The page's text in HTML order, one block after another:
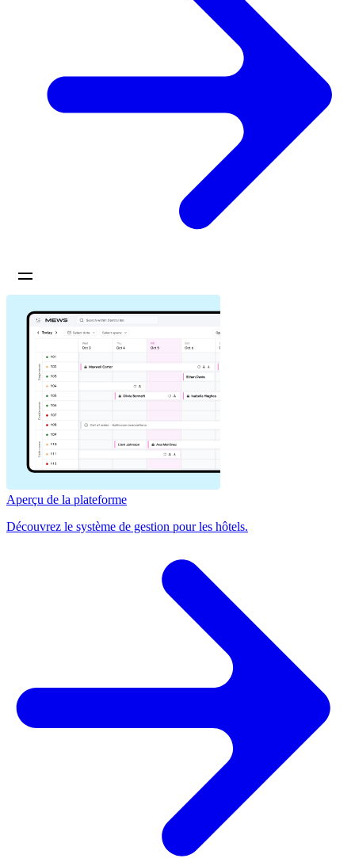
Aperçu de la plateforme
Découvrez le système de gestion pour les hôtels.